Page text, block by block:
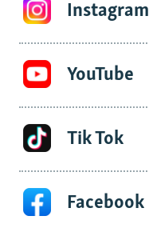
Instagram
YouTube
Tik Tok
Facebook